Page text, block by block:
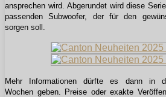
ansprechen wird. Abgerundet wird diese
passenden Subwoofer, der für den
sorgen soll.
Mehr Informationen dürfte es dann in
Wochen geben. Preise oder exakte